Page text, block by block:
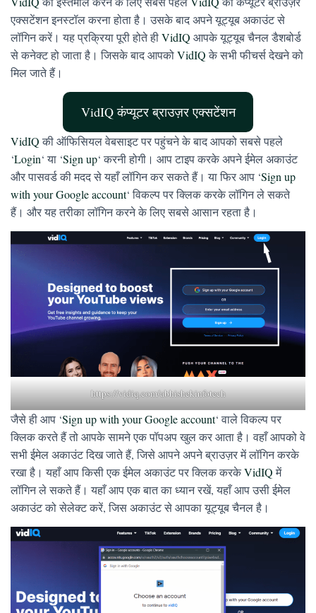
एक्सटेंशन इनस्टॉल करना होता है। उसके बाद अपने यूट्यूब अकाउंट से
लॉगिन करें। यह प्रक्रिया पूरी होते हीVidIQ आपके यूट्यूब चैनल डैशबोर्ड
से कनेक्ट हो जाता है। जिसके बाद आपकोVidIQके सभी फीचर्स देखने को
मिल जाते हैं।
VidIQ कंप्यूटर ब्राउज़र एक्सटेंशन
VidIQकी ऑफिसियल वेबसाइट पर पहुंचने के बाद आपको सबसे पहले
‘Login‘ या ‘Sign up‘ करनी होगी। आप टाइप करके अपने ईमेल अकाउंट
और पासवर्ड की मदद से यहाँ लॉगिन कर सकते हैं। या फिर आप ‘Sign up
with your Google account‘ विकल्प पर क्लिक करके लॉगिन ले सकते
हैं। और यह तरीका लॉगिन करने के लिए सबसे आसान रहता है।
https://vidiq.com/abhishekinfotech
जैसे ही आप ‘Sign up with your Google account‘ वाले विकल्प पर
क्लिक करते हैं तो आपके सामने एक पॉपअप खुल कर आता है। वहाँ आपको वे
सभी ईमेल अकाउंट दिख जाते हैं, जिसे आपने अपने ब्राउज़र में लॉगिन करके
रखा है। यहाँ आप किसी एक ईमेल अकाउंट पर क्लिक करकेVidIQमें
लॉगिन ले सकते हैं। यहाँ आप एक बात का ध्यान रखें, यहाँ आप उसी ईमेल
अकाउंट को सेलेक्ट करें, जिस अकाउंट से आपका यूट्यूब चैनल है।